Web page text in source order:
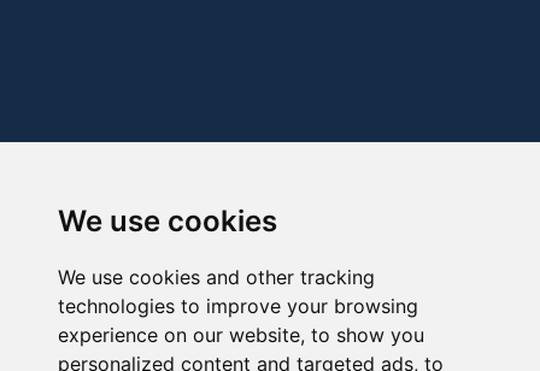
We use cookies
We use cookies and other tracking
technologies to improve your browsing
experience on our website, to show you
personalized content and targeted ads, to